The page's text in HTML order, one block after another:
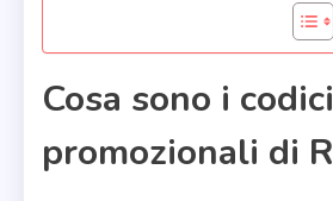
Cosa sono i codici
promozionali di